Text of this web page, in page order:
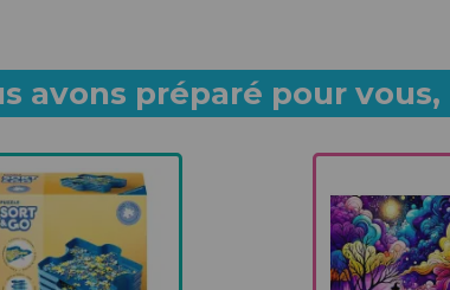
avons préparé pour